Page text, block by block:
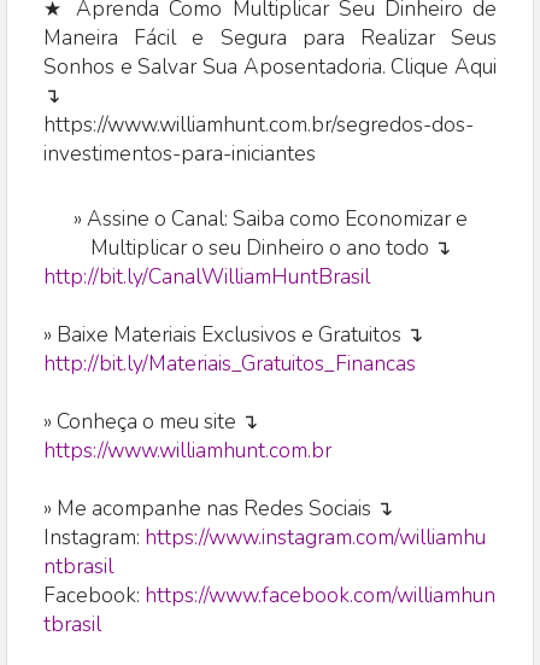
★ Aprenda Como Multiplicar Seu Dinheiro de
Maneira Fácil e Segura para Realizar Seus
Sonhos e Salvar Sua Aposentadoria. Clique Aqui
↴
https://www.williamhunt.com.br/segredos-dos-
investimentos-para-iniciantes
»Assine o Canal: Saiba como Economizar e
Multiplicar o seu Dinheiro o ano todo ↴
http://bit.ly/CanalWilliamHuntBrasil
» Baixe Materiais Exclusivos e Gratuitos ↴
http://bit.ly/Materiais_Gratuitos_Financas
» Conheça o meu site ↴
https://www.williamhunt.com.br
» Me acompanhe nas Redes Sociais ↴
Instagram: https://www.instagram.com/williamhu
ntbrasil
Facebook: https://www.facebook.com/williamhun
tbrasil